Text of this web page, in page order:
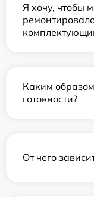
Я хочу, чтобы
Каким
готовности?
От чего